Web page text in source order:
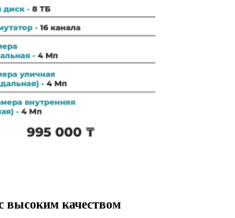
высоким качеством